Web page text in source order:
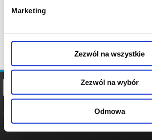
Marketing
Zezwól na wszystkie
Zezwól na wybór
Odmowa
POLITYKA